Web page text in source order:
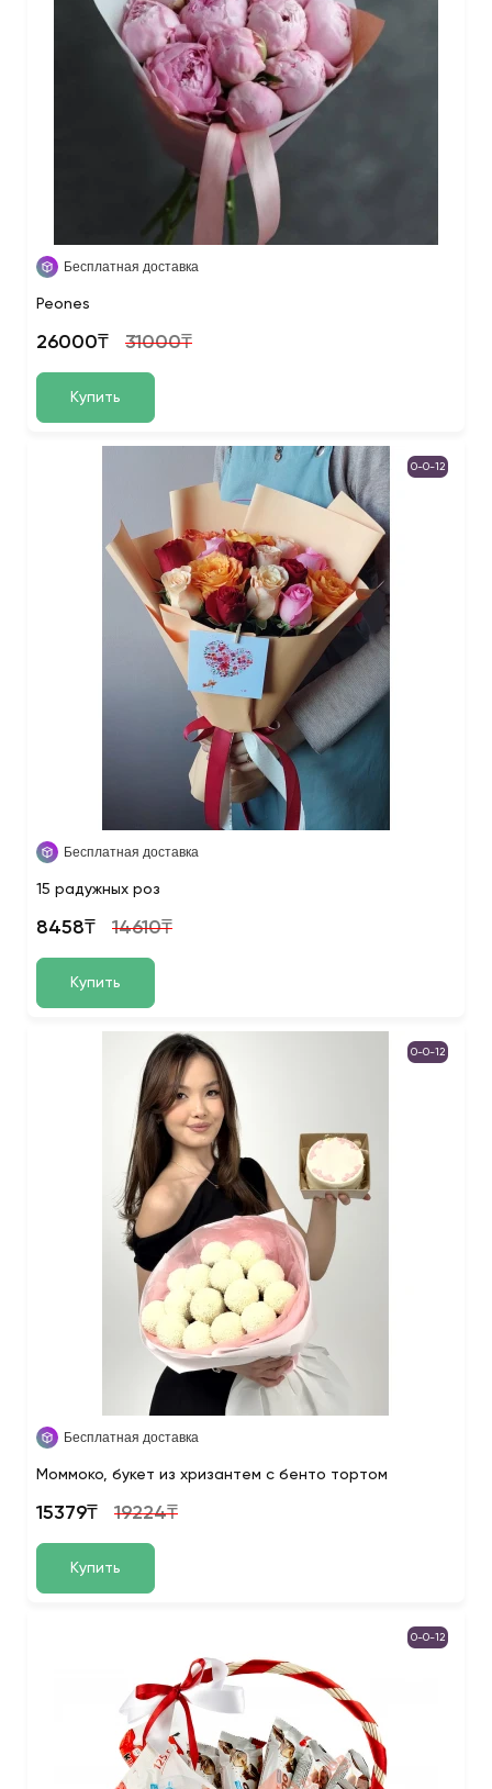
Бесплатная доставка
Peones
26000₸ 31000₸
Купить
0-0-12
Бесплатная доставка
15 радужных роз
8458₸ 14610₸
Купить
0-0-12
Бесплатная доставка
Моммоко, букет из хризантем с бенто тортом
15379₸ 19224₸
Купить
0-0-12